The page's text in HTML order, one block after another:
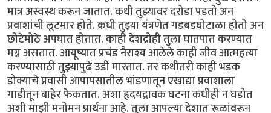
मात्र अस्वस्थ करून जातात. कधी तुझ्यावर दरोडा पडतो अन
प्रवाशांची लूटमार होते. कधी तुझ्या यंत्रणेत गडबडघोटाळा होतो अन
छोटेमोठे अपघात होतात. काही देशद्रोही तुला घातपात करण्यात
मग्न असतात. आयूष्यात प्रचंड नैराश्य आलेले काही जीव आत्महत्या
करण्यासाठी तुझ्यापुढे उडी मारतात. तर कधीतरी काही भडक
डोक्याचे प्रवासी आपापसातील भांडणातून एखाद्या प्रवाशाला
गाडीतून बाहेर फेकतात. अशा हृदयद्रावक घटना कधीही न घडोत
अशी माझी मनोमन प्रार्थना आहे. तुला आपल्या देशात रूळांवरून